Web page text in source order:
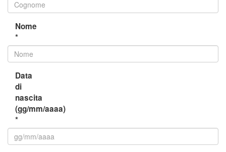
Nome
*
Data
di
nascita
(gg/mm/aaaa)
*